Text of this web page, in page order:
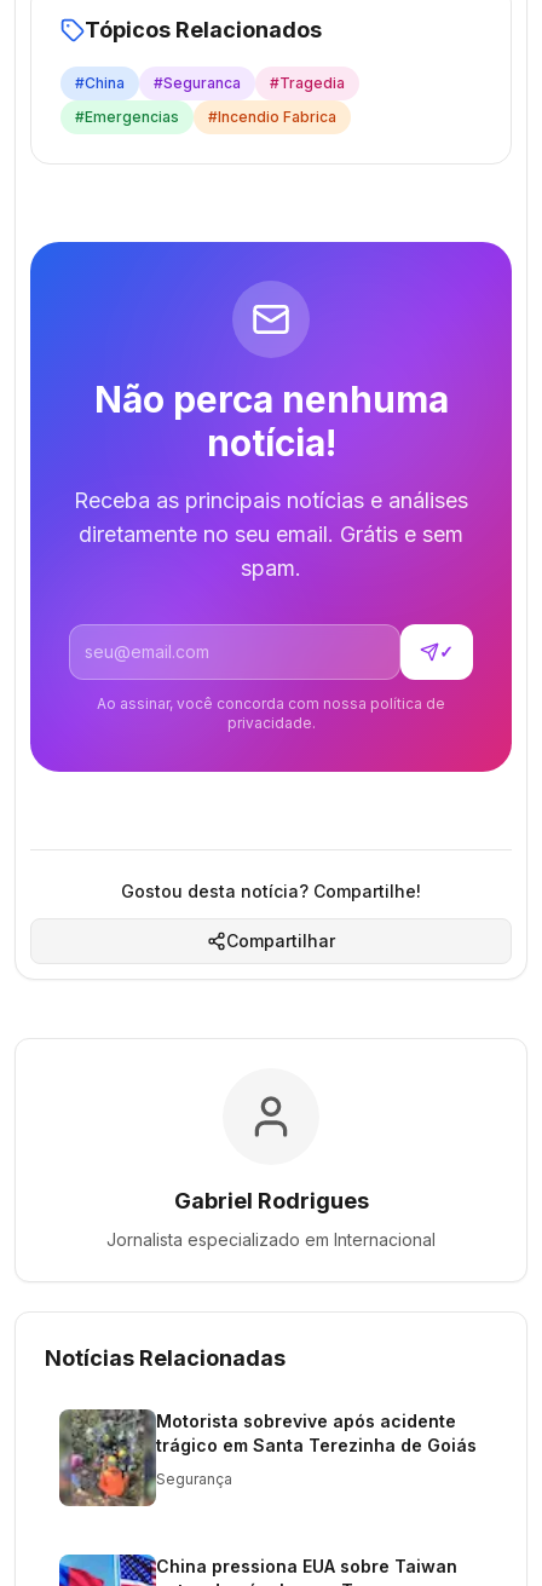
Tópicos Relacionados
#China #Seguranca #Tragedia
#Emergencias #Incendio Fabrica
Não perca nenhuma
notícia!
Receba as principais notícias e análises
diretamente no seu email. Grátis e sem
spam.
Endereço de email
✓
Ao assinar, você concorda com nossa política de
privacidade.
Gostou desta notícia? Compartilhe!
Compartilhar
Gabriel Rodrigues
Jornalista especializado em Internacional
Notícias Relacionadas
Motorista sobrevive após acidente
trágico em Santa Terezinha de Goiás
Segurança
China pressiona EUA sobre Taiwan